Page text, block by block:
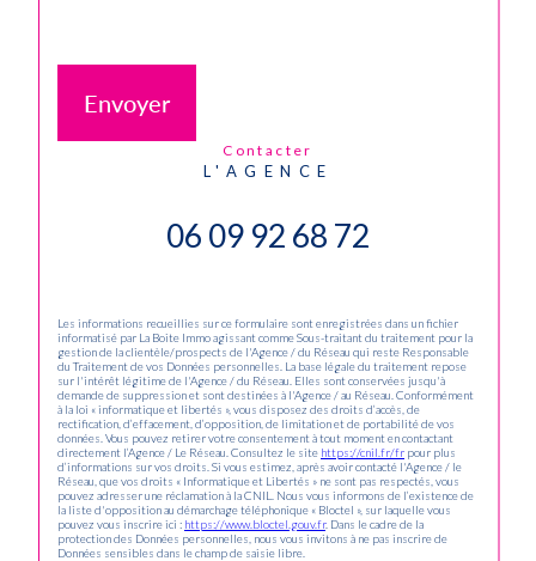
Envoyer
contacter
L'AGENCE
06 09 92 68 72
Les informations recueillies sur ce formulaire sont enregistrées dans un fichier
informatisé par La Boite Immo agissant comme Sous-traitant du traitement pour la
gestion de la clientèle/prospects de l'Agence / du Réseau qui reste Responsable
du Traitement de vos Données personnelles. La base légale du traitement repose
sur l'intérêt légitime de l'Agence / du Réseau. Elles sont conservées jusqu'à
demande de suppression et sont destinées à l'Agence / au Réseau. Conformément
à la loi « informatique et libertés », vous disposez des droits d’accès, de
rectification, d’effacement, d’opposition, de limitation et de portabilité de vos
données. Vous pouvez retirer votre consentement à tout moment en contactant
directement l’Agence / Le Réseau. Consultez le site https://cnil.fr/fr pour plus
d’informations sur vos droits. Si vous estimez, après avoir contacté l'Agence / le
Réseau, que vos droits « Informatique et Libertés » ne sont pas respectés, vous
pouvez adresser une réclamation à la CNIL. Nous vous informons de l’existence de
la liste d'opposition au démarchage téléphonique « Bloctel », sur laquelle vous
pouvez vous inscrire ici : https://www.bloctel.gouv.fr. Dans le cadre de la
protection des Données personnelles, nous vous invitons à ne pas inscrire de
Données sensibles dans le champ de saisie libre.